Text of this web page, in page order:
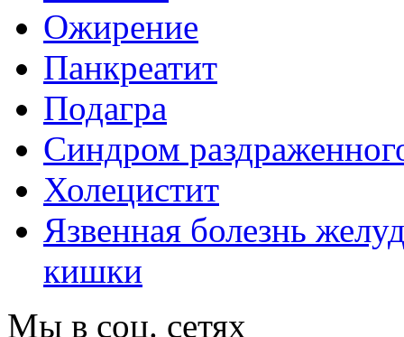
Ожирение
Панкреатит
Подагра
Синдром
Холецистит
Язвенная болезнь
кишки
Мы в соц. сетях